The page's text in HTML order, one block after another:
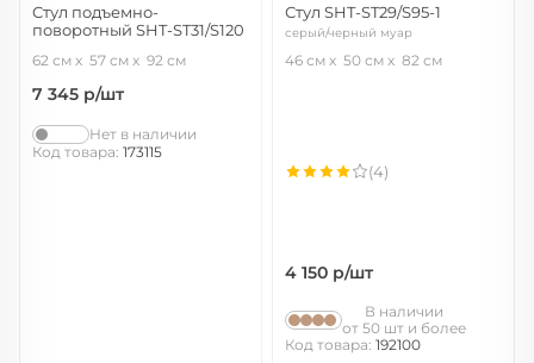
Стул подъемно-
поворотный SHT-ST31/S120
62 см 57 см 92 см
7 345 р/шт
Нет в наличии
Код товара: 173115
Стул SHT-ST29/S95-1
серый/черный муар
46 см 50 см 82 см
4 150 р/шт
(4)
В наличии
от 50 шт и более
Код товара: 192100